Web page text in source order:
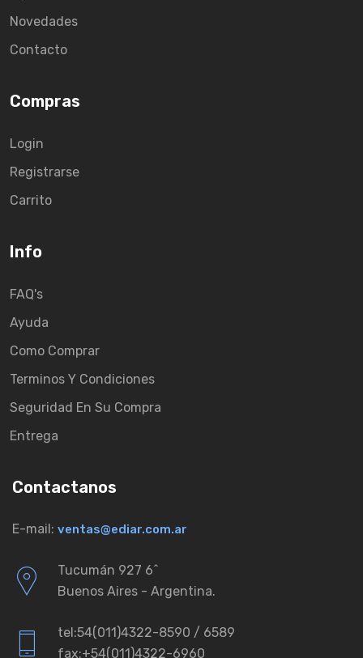
Novedades
Contacto
Compras
Login
Registrarse
Carrito
Info
FAQ's
Ayuda
Como Comprar
Terminos Y Condiciones
Seguridad En Su Compra
Entrega
Contactanos
E-mail: ventas@ediar.com.ar
Tucumán 927 6ˆ
Buenos Aires - Argentina.
tel:54(011)4322-8590 / 6589
fax:+54(011)4322-6960